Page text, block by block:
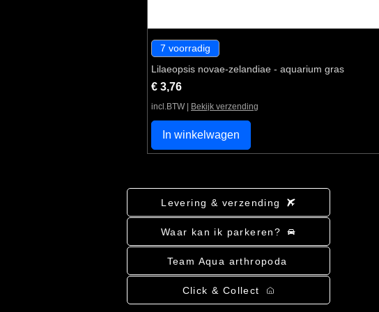
7 voorradig
Lilaeopsis novae-zelandiae - aquarium gras
Prijs
€ 3,76
incl.BTW Bekijk verzending
In winkelwagen
Levering & verzending
Waar kan ik parkeren?
Team Aqua arthropoda
Click & Collect